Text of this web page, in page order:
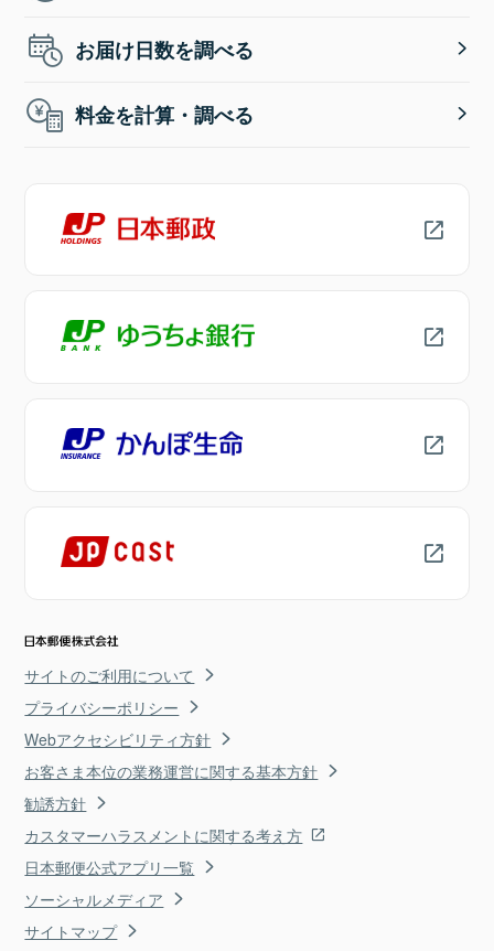
お届け日数を調べる
料金を計算・調べる
サイトのご利用について
プライバシーポリシー
Webアクセシビリティ方針
お客さま本位の業務運営に関する基本方針
勧誘方針
カスタマーハラスメントに関する考え方
日本郵便公式アプリ一覧
ソーシャルメディア
サイトマップ